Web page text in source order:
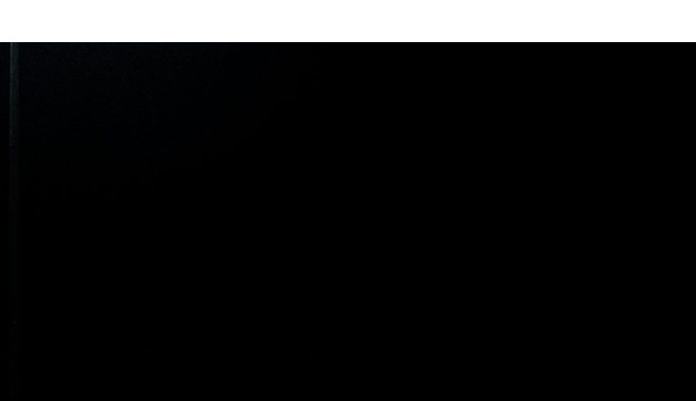
году была произведена замена газона футбольного поля и установлена система автоматизированного полива.
секторов вокруг раннее построенного футбольного поля в Волгоградской области, Камышинского района